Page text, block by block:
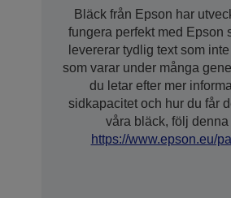
Bläck från Epson har
fungera perfekt med Epson
levererar tydlig text som
som varar under många
du letar efter mer
sidkapacitet och hur du får
våra bläck, följ denna
https://www.epson.eu/